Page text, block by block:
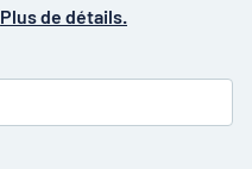
Plus de détails.